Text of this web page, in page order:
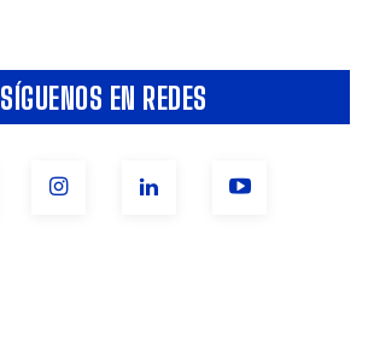
SÍGUENOS EN REDES